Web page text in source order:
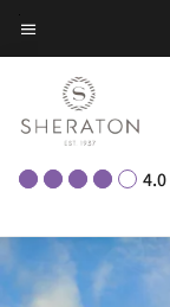
Skip
to
main
content
菜单文本
4.0